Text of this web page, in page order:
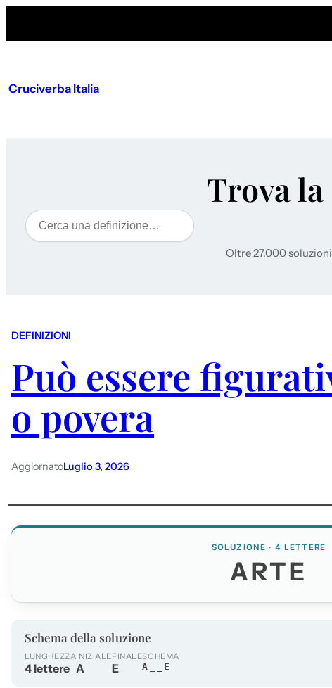
Cruciverba Italia
Trova
Cerca
Oltre 27.000
DEFINIZIONI
Può essere
o povera
AggiornatoLuglio 3, 2026
SOLUZIONE · 4 LETTERE
ARTE
Schema della soluzione
LUNGHEZZA
4 lettere
INIZIALE
A
FINALE
E
SCHEMA
A__E